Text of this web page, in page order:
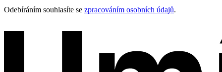
Odebíráním souhlasíte se zpracováním osobních údajů.